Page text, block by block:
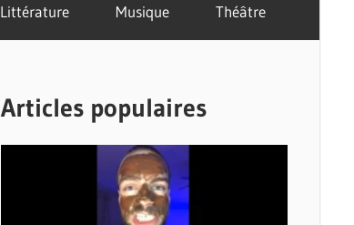
Littérature Musique Théâtre
Articles populaires